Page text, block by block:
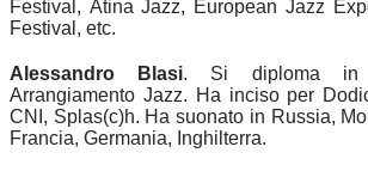
Festival, Atina Jazz, European Jazz
Festival, etc.
Alessandro Blasi. Si diploma in
Arrangiamento Jazz. Ha inciso per
CNI, Splas(c)h. Ha suonato in Russia,
Francia, Germania, Inghilterra.